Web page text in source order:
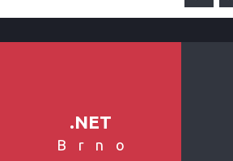
.NET
Brno